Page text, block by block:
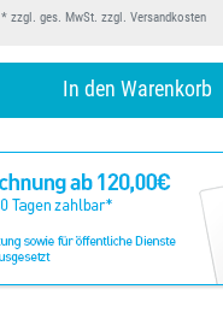
* zzgl. ges. MwSt. zzgl. Versandkosten
In den Warenkorb